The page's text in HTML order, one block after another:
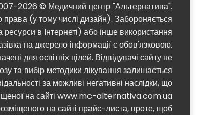
2026 © Медичний центр "Альтернатива".
права (у тому числі дизайн). Забороняється
в Інтернеті) або інше використання
​​на джерело інформації є обов'язковою.
для освітніх цілей. Відвідувачі сайту не
та вибір методики лікування залишається
за можливі негативні наслідки, що
на сайті www.mc-alternativa.com.ua
на сайті прайс-листа, проте, щоб